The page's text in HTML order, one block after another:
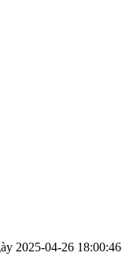
2025-04-26 18:00:46